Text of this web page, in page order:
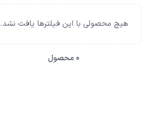
هیچ محصولی با این فیلترها یافت نشد.
0 محصول